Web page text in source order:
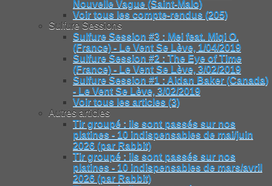
Nouvelle Vague (Saint-Malo)
Voir tous les compte-rendus (205)
Sulfure Sessions
Sulfure Session #3 : Mei feat. Miqi O.
(France) - Le Vent Se Lève, 1/04/2019
Sulfure Session #2 : The Eye of Time
(France) - Le Vent Se Lève, 3/02/2019
Sulfure Session #1 : Aidan Baker (Canada)
- Le Vent Se Lève, 3/02/2019
Voir tous les articles (3)
Autres articles
Tir groupé : ils sont passés sur nos
platines - 10 indispensables de mai/juin
2026 (par Rabbit)
Tir groupé : ils sont passés sur nos
platines - 10 indispensables de mars/avril
2026 (par Rabbit)